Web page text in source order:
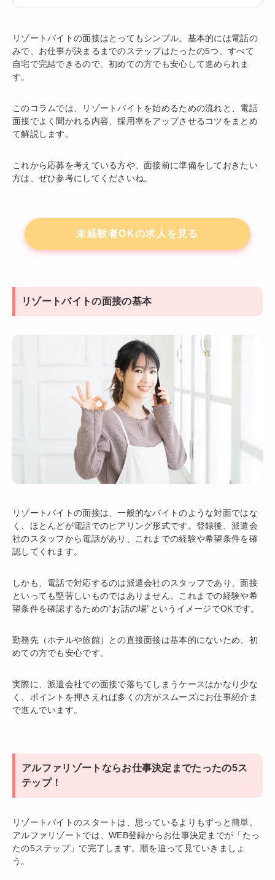
リゾートバイトの面接はとってもシンプル。基本的には電話の
みで、お仕事が決まるまでのステップはたったの5つ。すべて
自宅で完結できるので、初めての方でも安心して進められま
す。
このコラムでは、リゾートバイトを始めるための流れと、電話
面接でよく聞かれる内容、採用率をアップさせるコツをまとめ
て解説します。
これから応募を考えている方や、面接前に準備をしておきたい
方は、ぜひ参考にしてくださいね。
未経験者OKの求人を見る
リゾートバイトの面接の基本
リゾートバイトの面接は、一般的なバイトのような対面ではな
く、ほとんどが電話でのヒアリング形式です。登録後、派遣会
社のスタッフから電話があり、これまでの経験や希望条件を確
認してくれます。
しかも、電話で対応するのは派遣会社のスタッフであり、面接
といっても堅苦しいものではありません。これまでの経験や希
望条件を確認するための“お話の場”というイメージでOKです。
勤務先（ホテルや旅館）との直接面接は基本的にないため、初
めての方でも安心です。
実際に、派遣会社での面接で落ちてしまうケースはかなり少な
く、ポイントを押さえれば多くの方がスムーズにお仕事紹介ま
で進んでいます。
アルファリゾートならお仕事決定までたったの5ス
テップ！
リゾートバイトのスタートは、思っているよりもずっと簡単。
アルファリゾートでは、WEB登録からお仕事決定までが「たっ
たの5ステップ」で完了します。順を追って見ていきましょ
う。